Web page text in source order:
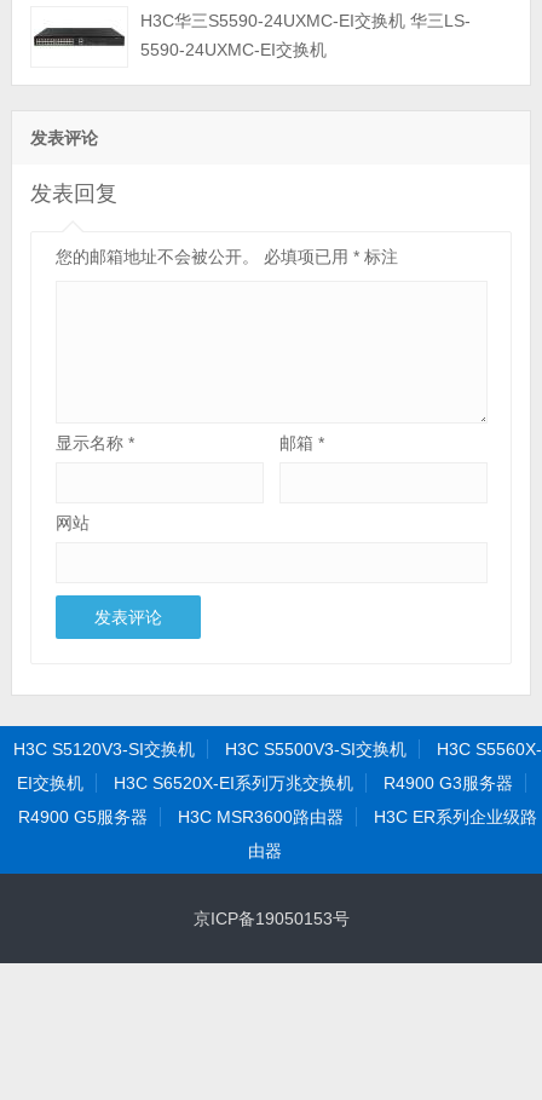
H3C华三S5590-24UXMC-EI交换机 华三LS-
5590-24UXMC-EI交换机
发表评论
发表回复
您的邮箱地址不会被公开。 必填项已用 *标注
显示名称 * 邮箱*
网站
H3C S5120V3-SI交换机 H3C S5500V3-SI交换机
H3C S5560X-
EI交换机
H3C S6520X-EI系列万兆交换机
R4900 G3服务器
R4900 G5服务器
H3C MSR3600路由器
H3C ER系列企业级路
由器
京ICP备19050153号